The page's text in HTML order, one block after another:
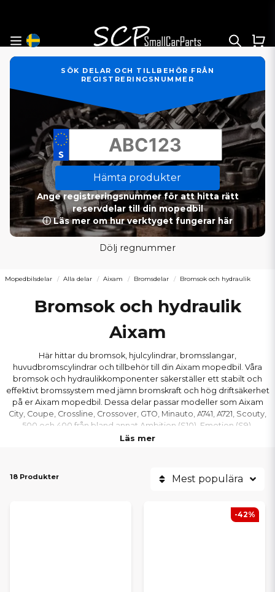
SÖK DELAR OCH TILLBEHÖR FRÅN
REGISTRERINGSNUMMER
Hämta produkter
Ange registreringsnummer för att hitta rätt
reservdelar till din mopedbil
ⓘ Läs mer om hur verktyget fungerar här
Dölj regnummer
Mopedbilsdelar Alla delar Aixam Bromsdelar Bromsok och hydraulik
Bromsok och hydraulik
Aixam
Här hittar du bromsok, hjulcylindrar, bromsslangar,
huvudbromscylindrar och tillbehör till din Aixam mopedbil. Våra
bromsok och hydraulikkomponenter säkerställer ett stabilt och
effektivt bromssystem med jämn bromskraft och hög driftsäkerhet
på er Aixam mopedbil. Dessa delar passar modeller som Aixam
City, Coupe, Crossline, Crossover, GTO, Minauto, A741, A721, Scouty,
500 och 400 från bland annat Ambition (S10), Emotion (S9),
Sensation (S9), Vision (S8) och Impulsion (S8) serierna.
Läs mer
18 Produkter Mest populära
-42%